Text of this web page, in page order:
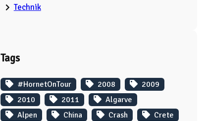
Technik
Tags
#HornetOnTour 2008
2009
2010
2011
Algarve
Alpen
China Crash
Crete